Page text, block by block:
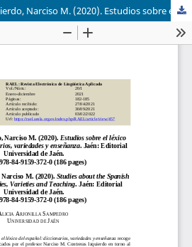
Reseña. Contreras Izquierdo, Narciso M. (2020). Estudios sobre el léxico del español: diccionarios, variedades y enseñanza. Jaén: Editorial Universidad de Jaén, 186 pp. ISBN:978-84-9159-372-0